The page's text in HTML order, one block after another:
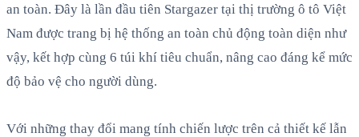
an toàn. Đây là lần đầu tiên Stargazer tại thị trường ô tô Việt
Nam được trang bị hệ thống an toàn chủ động toàn diện như
vậy, kết hợp cùng 6 túi khí tiêu chuẩn, nâng cao đáng kể mức
độ bảo vệ cho người dùng.
Với những thay đổi mang tính chiến lược trên cả thiết kế lẫn